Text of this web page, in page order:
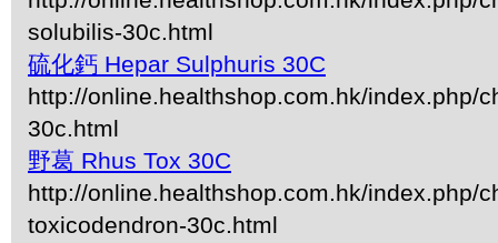
solubilis-30c.html
硫化鈣 Hepar Sulphuris 30C
http://online.healthshop.com.hk/index.php/
30c.html
野葛 Rhus Tox 30C
http://online.healthshop.com.hk/index.php/
toxicodendron-30c.html